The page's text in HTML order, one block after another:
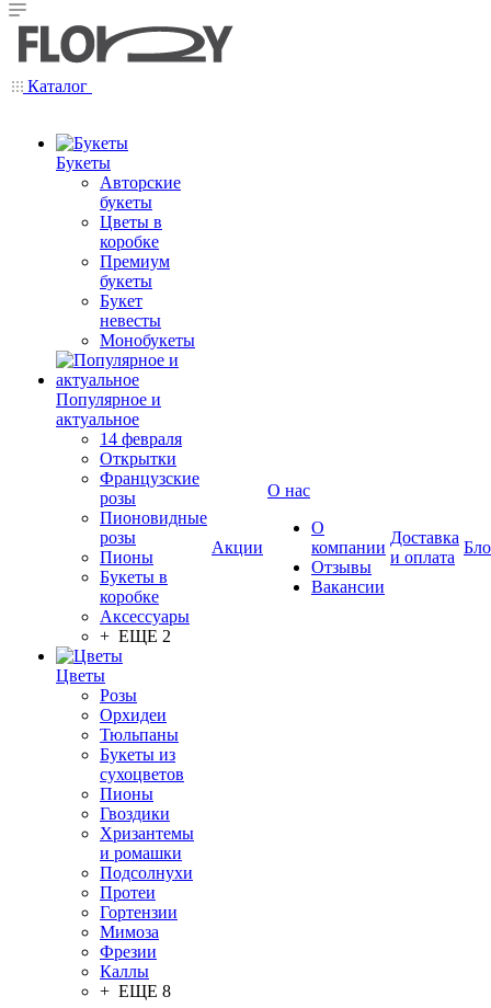
Каталог
Букеты
Авторские
букеты
Цветы в
коробке
Премиум
букеты
Букет
невесты
Монобукеты
Популярное и
актуальное
14 февраля
Открытки
Французские
розы
Пионовидные
розы
Пионы
Букеты в
коробке
Аксессуары
+ ЕЩЕ 2
Цветы
Розы
Орхидеи
Тюльпаны
Букеты из
сухоцветов
Пионы
Гвоздики
Хризантемы
и ромашки
Подсолнухи
Протеи
Гортензии
Мимоза
Фрезии
Каллы
+ ЕЩЕ 8
Акции
О нас
О
компании
Отзывы
Вакансии
Доставка
и оплата